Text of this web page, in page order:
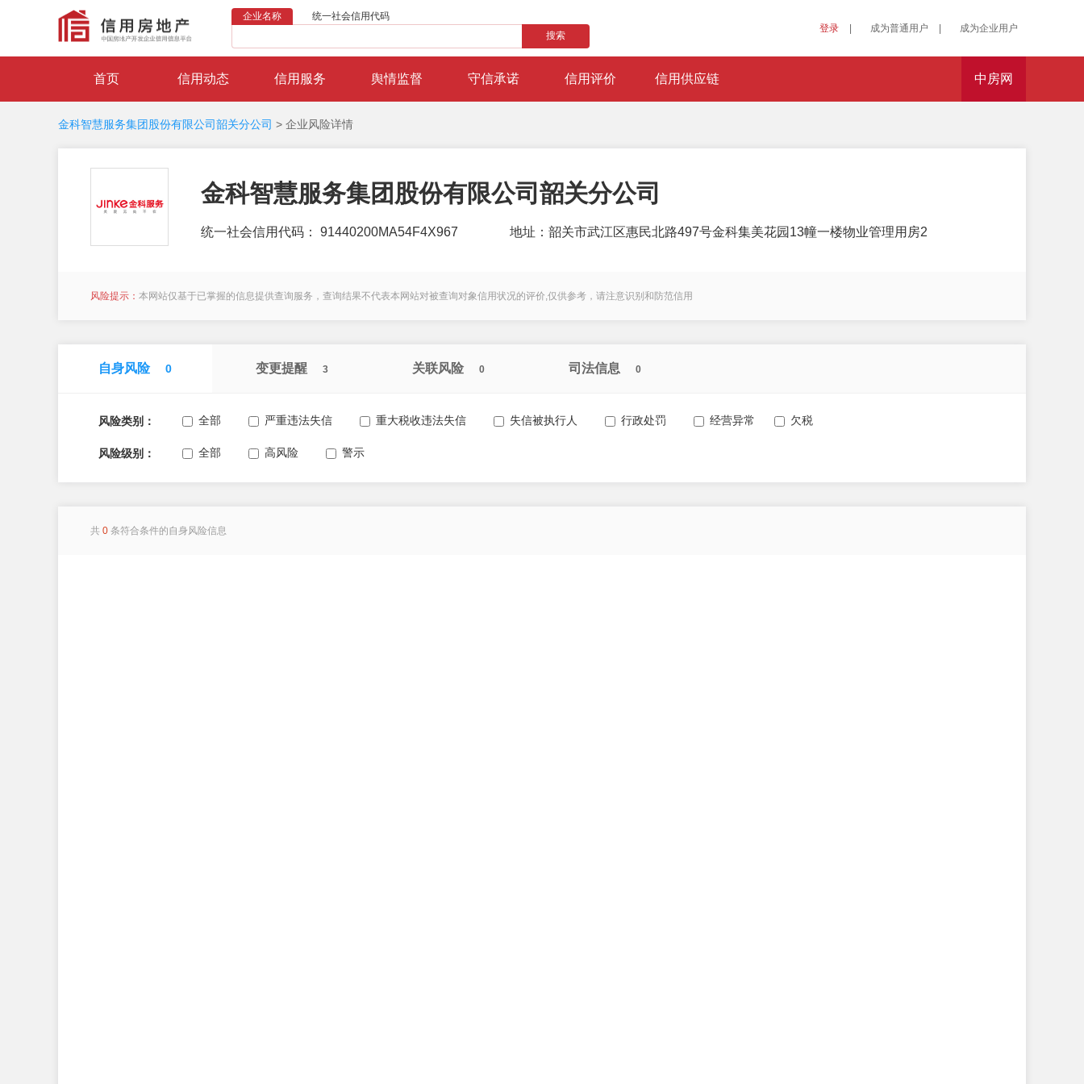
企业名称
统一社会信用代码
搜索
登录 成为普通用户 成为企业用户
首页 信用动态 信用服务 舆情监督 守信承诺 信用评价 信用供应链 中房网
金科智慧服务集团股份有限公司韶关分公司 > 企业风险详情
金科智慧服务集团股份有限公司韶关分公司
统一社会信用代码： 91440200MA54F4X967 地址：韶关市武江区惠民北路497号金科集美花园13幢一楼物业管理用房2
风险提示： 本网站仅基于已掌握的信息提供查询服务，查询结果不代表本网站对被查询对象信用状况的评价,仅供参考，请注意识别和防范信用
自身风险 0 变更提醒 3 关联风险 0 司法信息 0
风险类别： 全部 严重违法失信 重大税收违法失信 失信被执行人 行政处罚 经营异常 欠税
风险级别： 全部 高风险 警示
共 0 条符合条件的自身风险信息